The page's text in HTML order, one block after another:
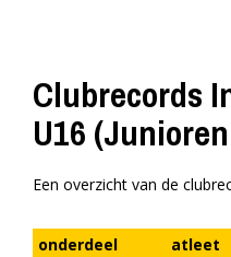
Clubrecords
U16
Een overzicht van de
onderdeel atleet